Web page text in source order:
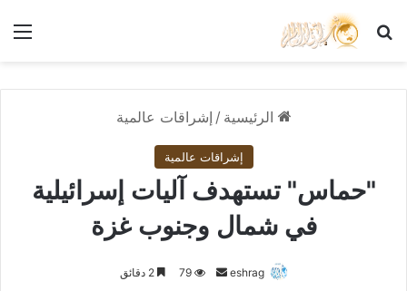
بحث عن
الرئيسية / إشراقات عالمية
إشراقات عالمية
"حماس" تستهدف آليات إسرائيلية
في شمال وجنوب غزة
eshrag
أرسل79 2 دقائق